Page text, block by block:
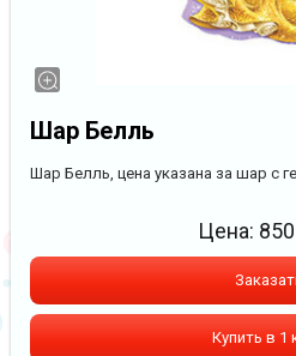
Шар Белль
Шар Белль, цена указана за шар с
Цена: 850
Купить в 1